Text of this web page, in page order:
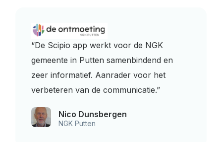
“De Scipio app werkt voor de NGK
gemeente in Putten samenbindend en
zeer informatief. Aanrader voor het
verbeteren van de communicatie.”
Nico Dunsbergen
NGK Putten